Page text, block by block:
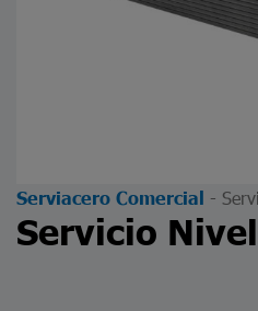
Serviacero Comercial -
Servicio